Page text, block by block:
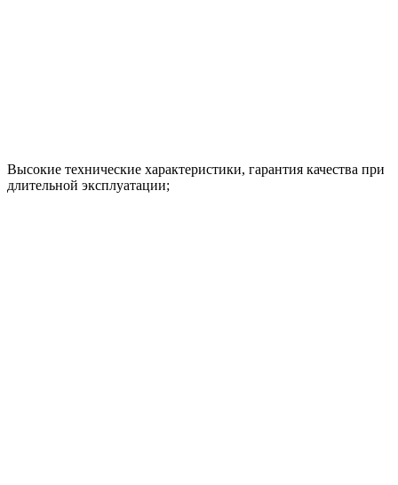
Высокие технические характеристики, гарантия качества при
длительной эксплуатации;